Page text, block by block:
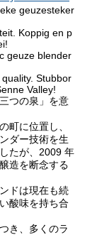
geuzesteker
Koppig en p
geuze blender
Stubbor
Valley!
つの泉」を意
町に位置し、
ダー技術を生
たが、2009 年
造を断念する
ドは現在も続
酸味を持ち合
き、多くのラ